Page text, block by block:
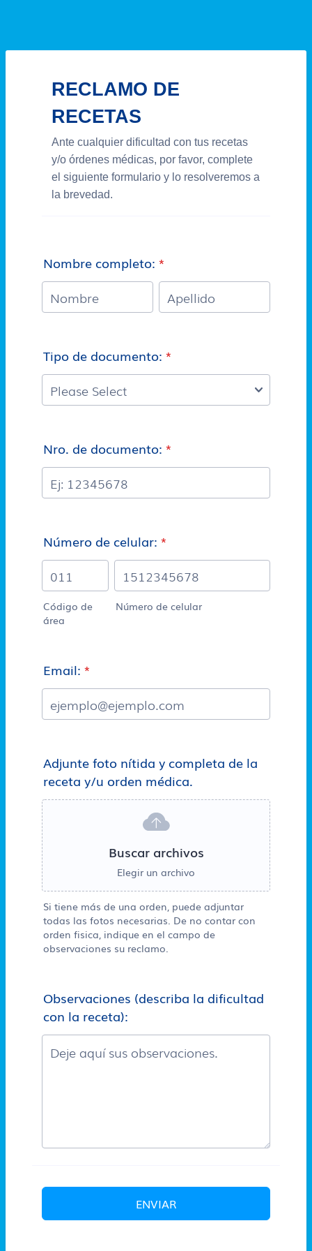
RECLAMO DE
RECETAS
Ante cualquier dificultad con tus recetas
y/o órdenes médicas, por favor, complete
el siguiente formulario y lo resolveremos a
la brevedad.
Nombre completo: *
Tipo de documento: *
Nro. de documento: *
Número de celular: *
Código de
área
Número de celular
Email: *
Adjunte foto nítida y completa de la
receta y/u orden médica.
Buscar archivos
Elegir un archivo
Si tiene más de una orden, puede adjuntar
todas las fotos necesarias. De no contar con
orden fisica, indique en el campo de
observaciones su reclamo.
Observaciones (describa la dificultad
con la receta):
ENVIAR